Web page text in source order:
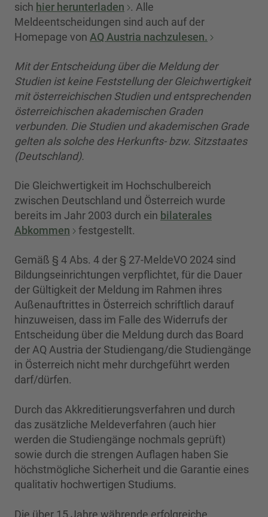
sich hier herunterladen . Alle
Meldeentscheidungen sind auch auf der
Homepage von AQ Austria nachzulesen.
Mit der Entscheidung über die Meldung der
Studien ist keine Feststellung der Gleichwertigkeit
mit österreichischen Studien und entsprechenden
österreichischen akademischen Graden
verbunden. Die Studien und akademischen Grade
gelten als solche des Herkunfts- bzw. Sitzstaates
(Deutschland).
Die Gleichwertigkeit im Hochschulbereich
zwischen Deutschland und Österreich wurde
bereits im Jahr 2003 durch ein bilaterales
Abkommen
festgestellt.
Gemäß § 4 Abs. 4 der § 27-MeldeVO 2024 sind
Bildungseinrichtungen verpflichtet, für die Dauer
der Gültigkeit der Meldung im Rahmen ihres
Außenauftrittes in Österreich schriftlich darauf
hinzuweisen, dass im Falle des Widerrufs der
Entscheidung über die Meldung durch das Board
der AQ Austria der Studiengang/die Studiengänge
in Österreich nicht mehr durchgeführt werden
darf/dürfen.
Durch das Akkreditierungsverfahren und durch
das zusätzliche Meldeverfahren (auch hier
werden die Studiengänge nochmals geprüft)
sowie durch die strengen Auflagen haben Sie
höchstmögliche Sicherheit und die Garantie eines
qualitativ hochwertigen Studiums.
Die über 15 Jahre währende erfolgreiche